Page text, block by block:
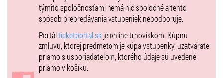
týmito spoločnosťami nemá nič spoločné a tento
spôsob prepredávania vstupeniek nepodporuje.
Portálticketportal.sk je online trhoviskom. Kúpnu
zmluvu, ktorej predmetom je kúpa vstupenky, uzatvárate
priamo s usporiadateľom, ktorého údaje sú uvedené
priamo v košíku.